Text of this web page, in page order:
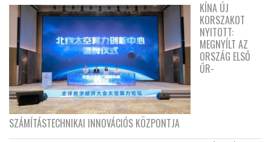
KÍNA ÚJ
KORSZAKOT
NYITOTT:
MEGNYÍLT AZ
ORSZÁG ELSŐ
ŰR-
SZÁMÍTÁSTECHNIKAI INNOVÁCIÓS KÖZPONTJA